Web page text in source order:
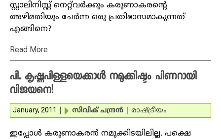
സ്റ്റാലിനിസ്റ്റ് നെറ്റ്‌വര്‍ക്കും കരുണാകരന്റെ
അഴിമതിയും ചേര്‍ന്ന ഒരു പ്രതിഭാസമാകുന്നത്
എങ്ങിനെ?
Read More
പി. കൃഷ്ണപിള്ളയെക്കാള്‍ നമുക്കിഷ്ടം പിണറായി
വിജയനെ!
January, 2011 സിവിക് ചന്ദ്രന്‍ രാഷ്ട്രീയം
ഇപ്പോള്‍ കരുണാകരന്‍ നമുക്കിടയിലില്ല. പക്ഷെ